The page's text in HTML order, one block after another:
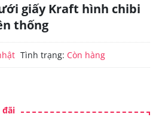
giấy Kraft hình chibi
thống
Tình trạng: Còn hàng
đãi